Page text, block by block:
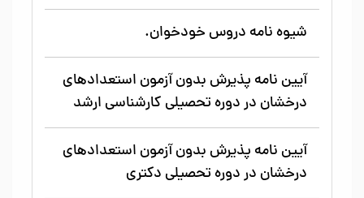
شیوه نامه دروس خودخوان.
آیین نامه پذیرش بدون آزمون استعدادهای
درخشان در دوره تحصیلی کارشناسی ارشد
آیین نامه پذیرش بدون آزمون استعدادهای
درخشان در دوره تحصیلی دکتری